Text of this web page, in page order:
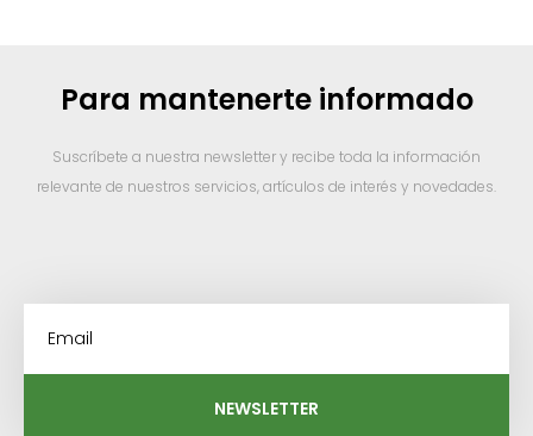
Para mantenerte informado
Suscríbete a nuestra newsletter y recibe toda la información
relevante de nuestros servicios, artículos de interés y novedades.
NEWSLETTER